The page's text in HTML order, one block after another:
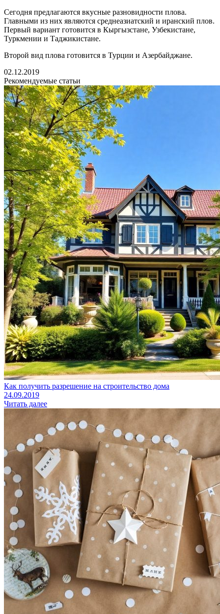
Сегодня предлагаются вкусные разновидности плова.
Главными из них являются среднеазиатский и иранский плов.
Первый вариант готовится в Кыргызстане, Узбекистане,
Туркмении и Таджикистане.
Второй вид плова готовится в Турции и Азербайджане.
02.12.2019
Рекомендуемые статьи
Как получить разрешение на строительство дома
24.09.2019
Читать далее